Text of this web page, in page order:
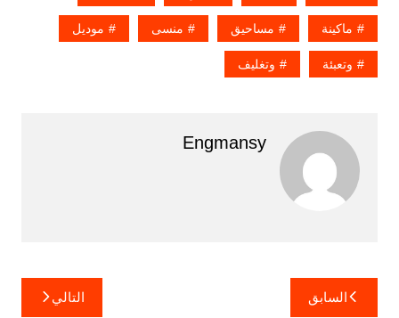
ماكينة مساحيق منسى موديل
وتعبئة وتغليف
Engmansy
تصفّح
السابق التالي